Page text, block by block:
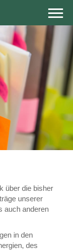
über die bisher
unserer
auch anderen
in den
des